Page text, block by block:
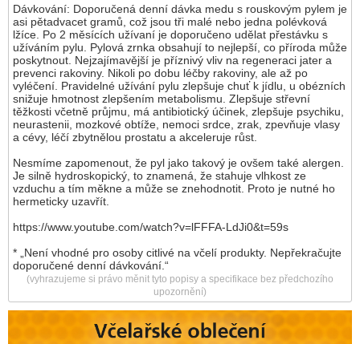
Dávkování: Doporučená denní dávka medu s rouskovým pylem je
asi pětadvacet gramů, což jsou tři malé nebo jedna polévková
lžíce. Po 2 měsících užívaní je doporučeno udělat přestávku s
užíváním pylu. Pylová zrnka obsahují to nejlepší, co příroda může
poskytnout. Nejzajímavější je příznivý vliv na regeneraci jater a
prevenci rakoviny. Nikoli po dobu léčby rakoviny, ale až po
vyléčení. Pravidelné užívání pylu zlepšuje chuť k jídlu, u obézních
snižuje hmotnost zlepšením metabolismu. Zlepšuje střevní
těžkosti včetně průjmu, má antibiotický účinek, zlepšuje psychiku,
neurastenii, mozkové obtíže, nemoci srdce, zrak, zpevňuje vlasy
a cévy, léčí zbytnělou prostatu a akceleruje růst.
Nesmíme zapomenout, že pyl jako takový je ovšem také alergen.
Je silně hydroskopický, to znamená, že stahuje vlhkost ze
vzduchu a tím měkne a může se znehodnotit. Proto je nutné ho
hermeticky uzavřít.
https://www.youtube.com/watch?v=lFFFA-LdJi0&t=59s
* „Není vhodné pro osoby citlivé na včelí produkty. Nepřekračujte
doporučené denní dávkování.“
(vyhrazujeme si právo měnit tyto popisy a specifikace bez předchozího
upozornění)